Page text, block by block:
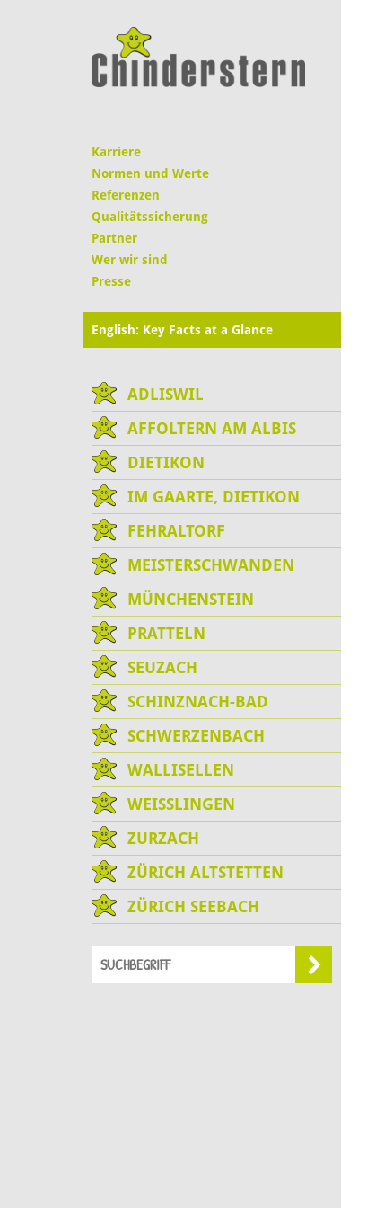
Karriere
Normen und Werte
Referenzen
Qualitätssicherung
Partner
Wer wir sind
Presse
English: Key Facts at a Glance
ADLISWIL
AFFOLTERN AM ALBIS
DIETIKON
IM GAARTE, DIETIKON
FEHRALTORF
MEISTERSCHWANDEN
MÜNCHENSTEIN
PRATTELN
SEUZACH
SCHINZNACH-BAD
SCHWERZENBACH
WALLISELLEN
WEISSLINGEN
ZURZACH
ZÜRICH ALTSTETTEN
ZÜRICH SEEBACH